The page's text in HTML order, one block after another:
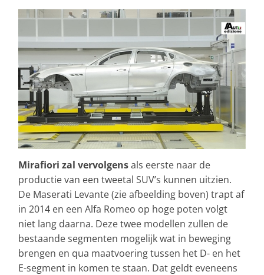
Mirafiori zal vervolgensals eerste naar de
productie van een tweetal SUV’s kunnen uitzien.
De Maserati Levante (zie afbeelding boven) trapt af
in 2014 en een Alfa Romeo op hoge poten volgt
niet lang daarna. Deze twee modellen zullen de
bestaande segmenten mogelijk wat in beweging
brengen en qua maatvoering tussen het D- en het
E-segment in komen te staan. Dat geldt eveneens